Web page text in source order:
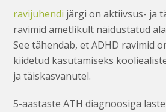
ravijuhendi järgi on aktiivsus- ja
ravimid ametlikult näidustatud
See tähendab, et ADHD ravimid
kiidetud kasutamiseks
ja täiskasvanutel.
5-aastaste ATH diagnoosiga